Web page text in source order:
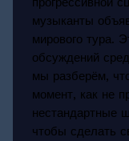
музыканты
мирового тура.
обсуждений
мы разберём,
момент, как не
нестандартные
чтобы сделать